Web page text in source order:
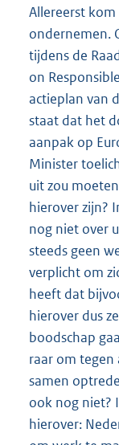
Allereerst
ondernemen.
tijdens de
on
actieplan van
staat dat het
aanpak op
Minister
uit zou
hierover zijn?
nog niet over
steeds geen
verplicht om
heeft dat
hierover dus
boodschap
raar om tegen
samen
ook nog niet?
hierover: